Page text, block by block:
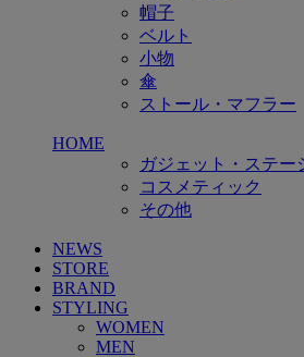
帽子
ベルト
小物
傘
ストール・マフラー
HOME
ガジェット・ステー
コスメティック
その他
NEWS
STORE
BRAND
STYLING
WOMEN
MEN